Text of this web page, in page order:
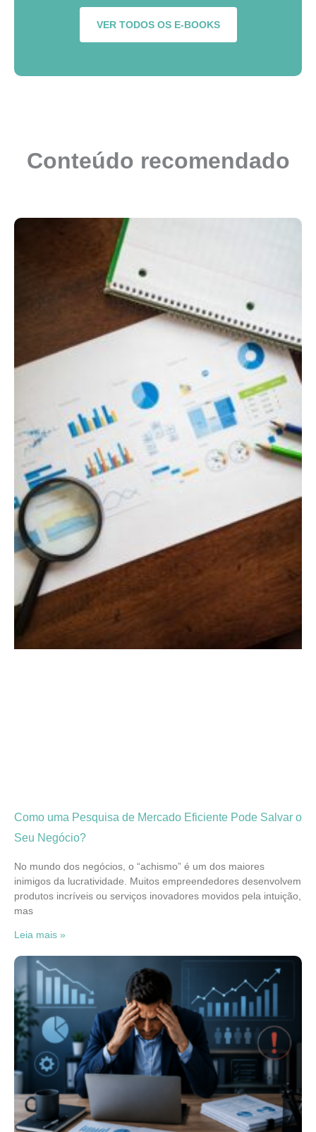
VER TODOS OS E-BOOKS
Conteúdo recomendado
Como uma Pesquisa de Mercado Eficiente Pode Salvar o
Seu Negócio?
No mundo dos negócios, o “achismo” é um dos maiores
inimigos da lucratividade. Muitos empreendedores desenvolvem
produtos incríveis ou serviços inovadores movidos pela intuição,
mas
Leia mais »